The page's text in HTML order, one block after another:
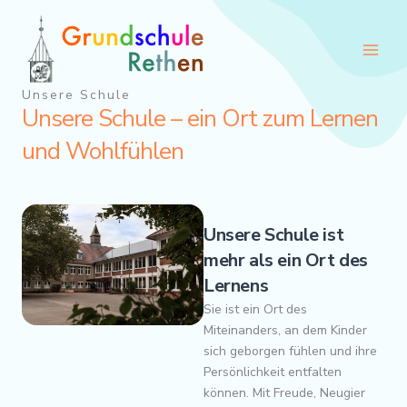
springen
Unsere Schule
Unsere Schule – ein Ort zum Lernen
und Wohlfühlen
Unsere Schule ist
mehr als ein Ort des
Lernens
Sie ist ein Ort des
Miteinanders, an dem Kinder
sich geborgen fühlen und ihre
Persönlichkeit entfalten
können. Mit Freude, Neugier